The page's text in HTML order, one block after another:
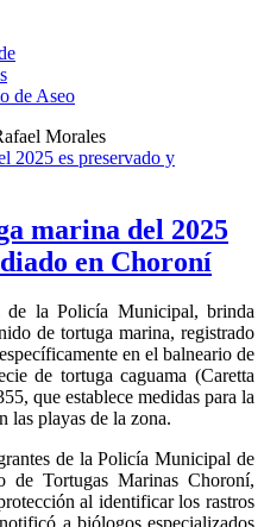
de Aseo
Morales
marina del 2025
en Choroní
la Policía Municipal, brinda
de tortuga marina, registrado
en el balneario de
de tortuga caguama (Caretta
que establece medidas para la
las playas de la zona.
de la Policía Municipal de
Tortugas Marinas Choroní,
al identificar los rastros